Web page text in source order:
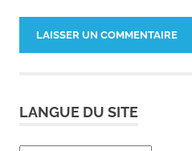
LANGUE DU SITE